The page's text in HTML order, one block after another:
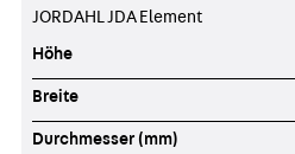
JORDAHL JDA Element
Höhe
Breite
Durchmesser (mm)